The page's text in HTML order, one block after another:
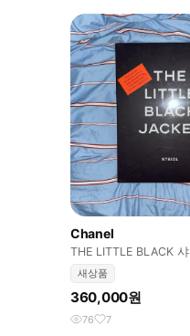
Chanel
THE LITTLE BLACK
트북
새상품
360,000원
76 7